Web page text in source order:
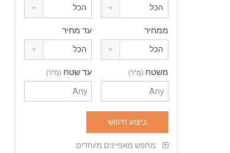
הכל הכל
ממחיר
הכל
עד מחיר
הכל
משטח (מ"ר) עד שטח (מ"ר)
מחפש מאפיינים מיוחדים